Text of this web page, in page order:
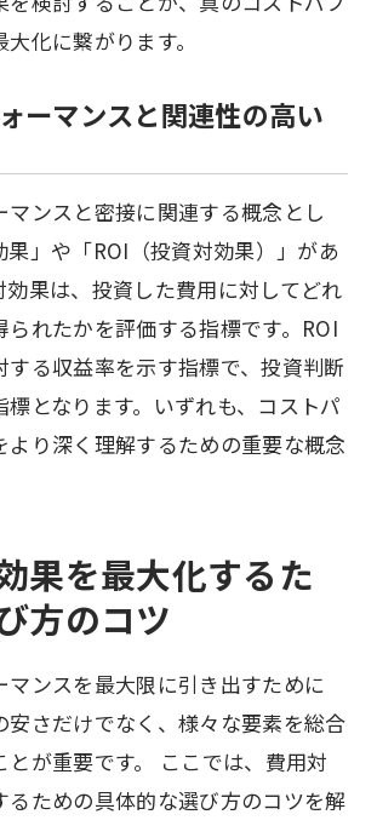
化に繋がります。
ーマンスと関連性の高い
マンスと密接に関連する概念とし
果」や「ROI（投資対効果）」があ
効果は、投資した費用に対してどれ
られたかを評価する指標です。ROI
する収益率を示す指標で、投資判断
標となります。いずれも、コストパ
より深く理解するための重要な概念
果を最大化するた
方のコツ
マンスを最大限に引き出すために
安さだけでなく、様々な要素を総合
とが重要です。 ここでは、費用対
るための具体的な選び方のコツを解